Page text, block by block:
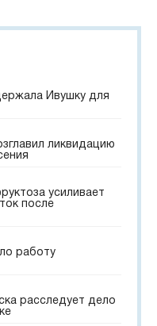
Ивушку для
ликвидацию
усиливает
после
работу
расследует дело